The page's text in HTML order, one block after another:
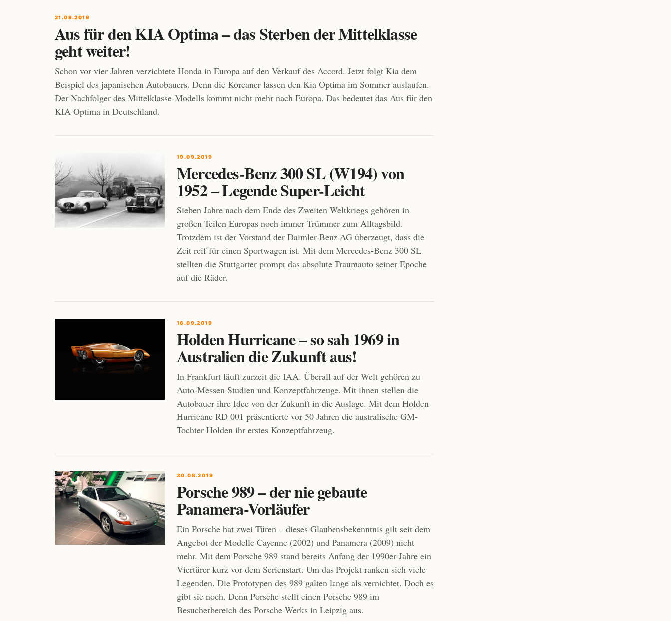
21.09.2019
Aus für den KIA Optima – das Sterben der Mittelklasse
geht weiter!
Schon vor vier Jahren verzichtete Honda in Europa auf den Verkauf des Accord. Jetzt folgt Kia dem
Beispiel des japanischen Autobauers. Denn die Koreaner lassen den Kia Optima im Sommer auslaufen.
Der Nachfolger des Mittelklasse-Modells kommt nicht mehr nach Europa. Das bedeutet das Aus für den
KIA Optima in Deutschland.
19.09.2019
Mercedes-Benz 300 SL (W194) von
1952 – Legende Super-Leicht
Sieben Jahre nach dem Ende des Zweiten Weltkriegs gehören in
großen Teilen Europas noch immer Trümmer zum Alltagsbild.
Trotzdem ist der Vorstand der Daimler-Benz AG überzeugt, dass die
Zeit reif für einen Sportwagen ist. Mit dem Mercedes-Benz 300 SL
stellten die Stuttgarter prompt das absolute Traumauto seiner Epoche
auf die Räder.
16.09.2019
Holden Hurricane – so sah 1969 in
Australien die Zukunft aus!
In Frankfurt läuft zurzeit die IAA. Überall auf der Welt gehören zu
Auto-Messen Studien und Konzeptfahrzeuge. Mit ihnen stellen die
Autobauer ihre Idee von der Zukunft in die Auslage. Mit dem Holden
Hurricane RD 001 präsentierte vor 50 Jahren die australische GM-
Tochter Holden ihr erstes Konzeptfahrzeug.
30.08.2019
Porsche 989 – der nie gebaute
Panamera-Vorläufer
Ein Porsche hat zwei Türen – dieses Glaubensbekenntnis gilt seit dem
Angebot der Modelle Cayenne (2002) und Panamera (2009) nicht
mehr. Mit dem Porsche 989 stand bereits Anfang der 1990er-Jahre ein
Viertürer kurz vor dem Serienstart. Um das Projekt ranken sich viele
Legenden. Die Prototypen des 989 galten lange als vernichtet. Doch es
gibt sie noch. Denn Porsche stellt einen Porsche 989 im
Besucherbereich des Porsche-Werks in Leipzig aus.